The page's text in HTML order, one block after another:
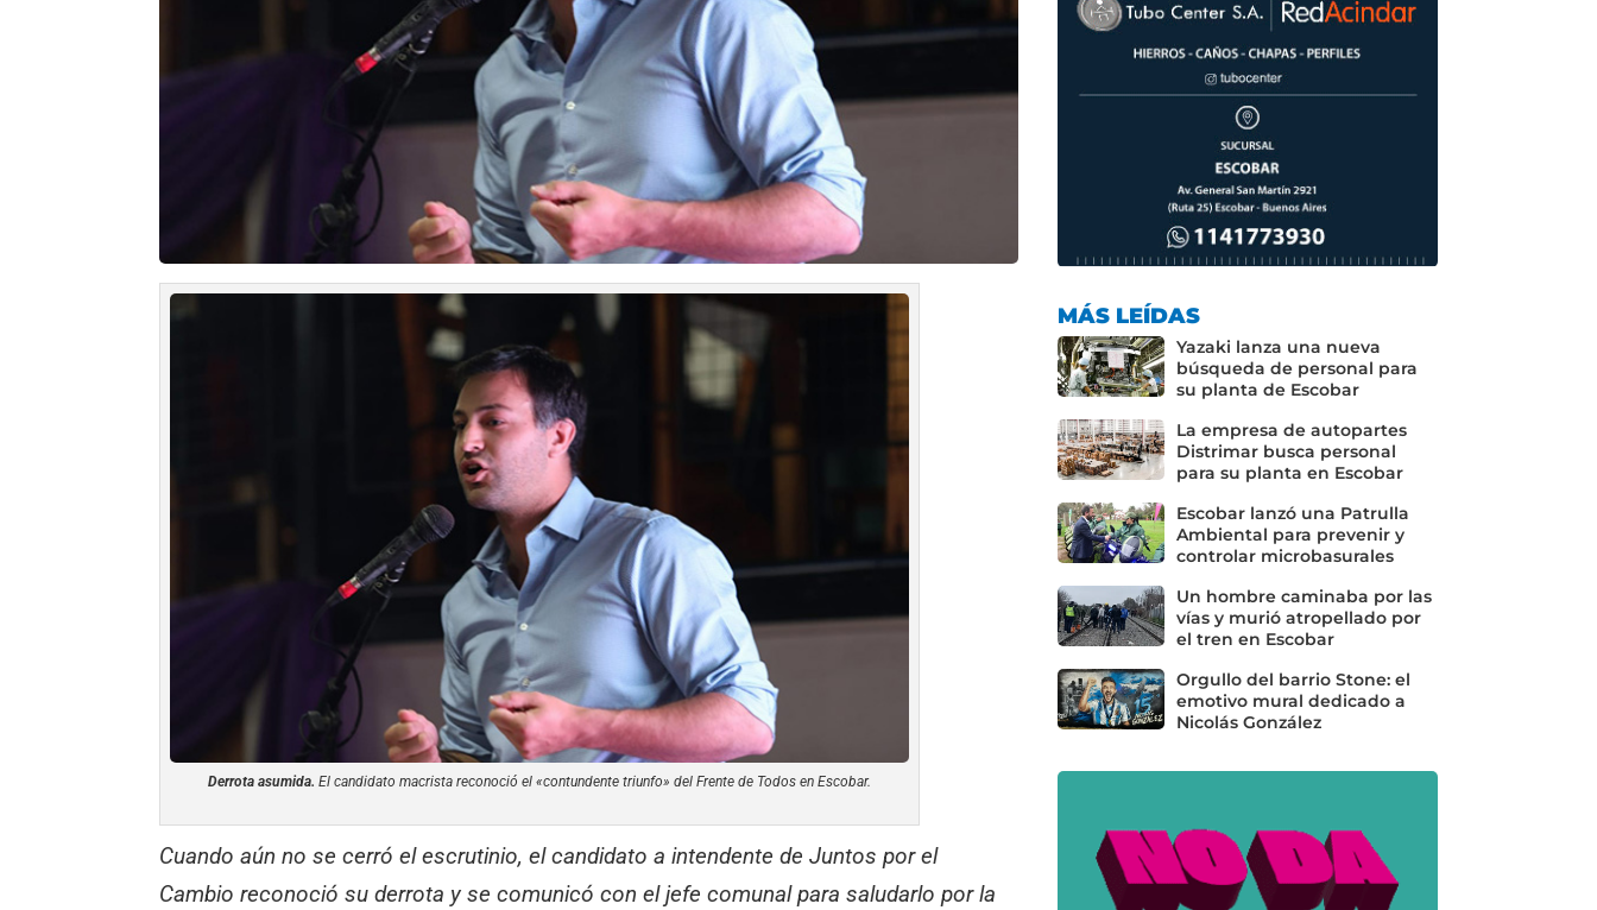
Derrota asumida. El candidato macrista reconoció el «contundente triunfo» del Frente de Todos en Escobar.
Cuando aún no se cerró el escrutinio, el candidato a intendente de Juntos por el
Cambio reconoció su derrota y se comunicó con el jefe comunal para saludarlo por la
MÁS LEÍDAS
Yazaki lanza una nueva
búsqueda de personal para
su planta de Escobar
La empresa de autopartes
Distrimar busca personal
para su planta en Escobar
Escobar lanzó una Patrulla
Ambiental para prevenir y
controlar microbasurales
Un hombre caminaba por las
vías y murió atropellado por
el tren en Escobar
Orgullo del barrio Stone: el
emotivo mural dedicado a
Nicolás González